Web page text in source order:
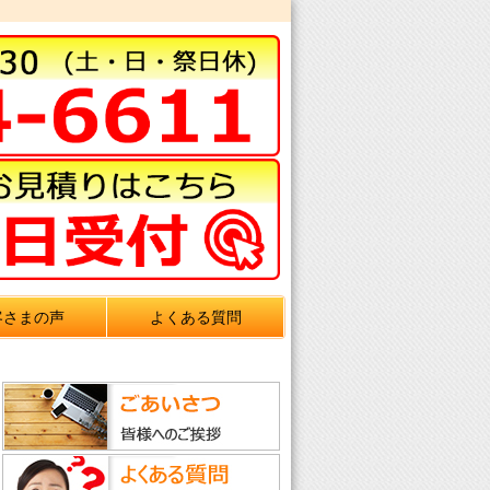
さまの声 よくある質問